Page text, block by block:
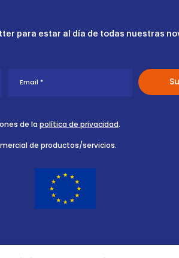
para estar al día de todas nuestras
de la política de privacidad.
de productos/servicios.